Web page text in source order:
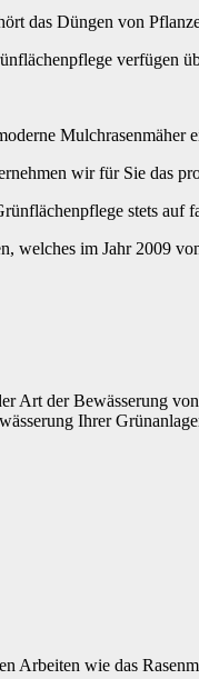
das Düngen von
verfügen
wir für Sie das
stets auf
welches im Jahr 2009
Art der Bewässerung
Ihrer
Arbeiten wie das